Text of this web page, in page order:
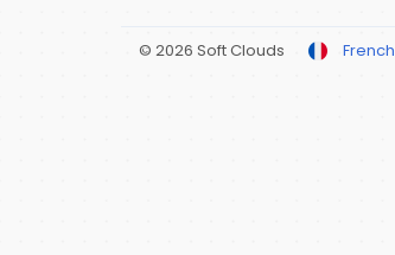
© 2026 Soft Clouds French